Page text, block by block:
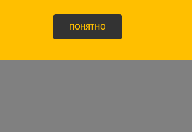
ПОНЯТНО